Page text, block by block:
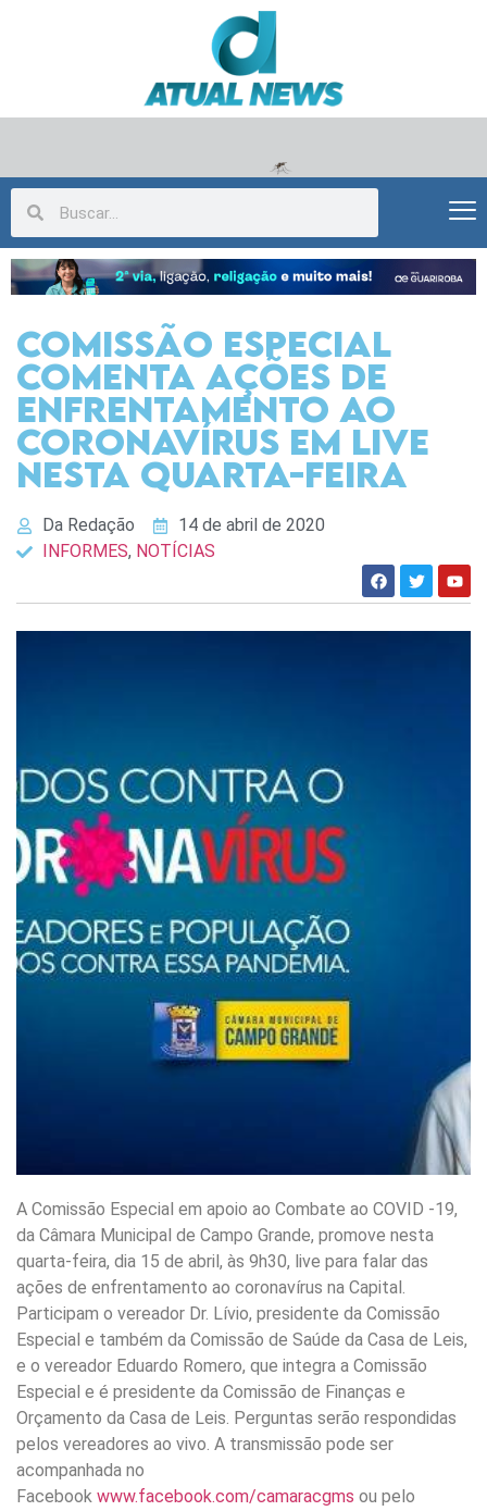
Comissão Especial
comenta ações de
enfrentamento ao
coronavírus em live
nesta quarta-feira
Da Redação
14 de abril de 2020
INFORMES, NOTÍCIAS
A Comissão Especial em apoio ao Combate ao COVID -19,
da Câmara Municipal de Campo Grande, promove nesta
quarta-feira, dia 15 de abril, às 9h30, live para falar das
ações de enfrentamento ao coronavírus na Capital.
Participam o vereador Dr. Lívio, presidente da Comissão
Especial e também da Comissão de Saúde da Casa de Leis,
e o vereador Eduardo Romero, que integra a Comissão
Especial e é presidente da Comissão de Finanças e
Orçamento da Casa de Leis. Perguntas serão respondidas
pelos vereadores ao vivo. A transmissão pode ser
acompanhada no
Facebook www.facebook.com/camaracgms ou pelo